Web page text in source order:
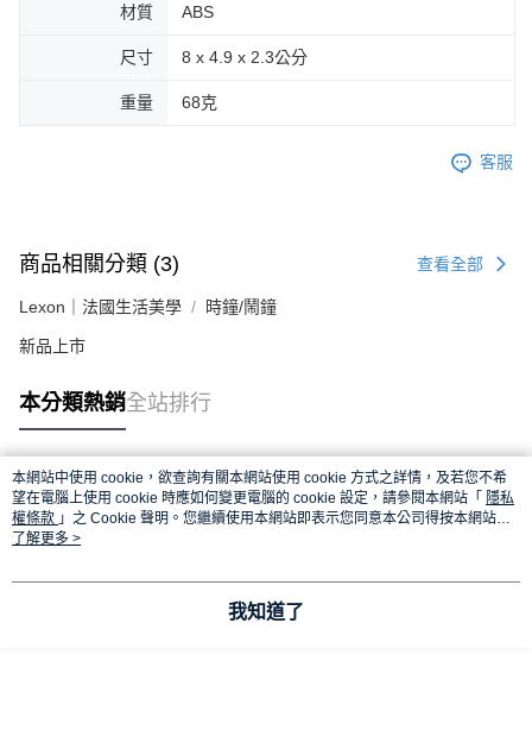
材質 ABS
尺寸 8 x 4.9 x 2.3公分
重量 68克
客服
商品相關分類 (3) 查看全部
Lexon｜法國生活美學 時鐘/鬧鐘
新品上市
本分類熱銷全站排行
熱門標籤
本網站中使用 cookie，欲查詢有關本網站使用 cookie 方式之詳情，及若您不希
望在電腦上使用 cookie 時應如何變更電腦的 cookie 設定，請參閱本網站「 隱私
權條款 」之 Cookie 聲明。您繼續使用本網站即表示您同意本公司得按本網站使
用條款之 Cookie 聲明使用 cookie。
了解更多 >
我知道了